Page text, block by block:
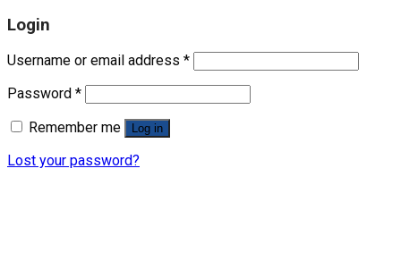
Login
Username or email address *
Password *
Remember me
Log in
Lost your password?